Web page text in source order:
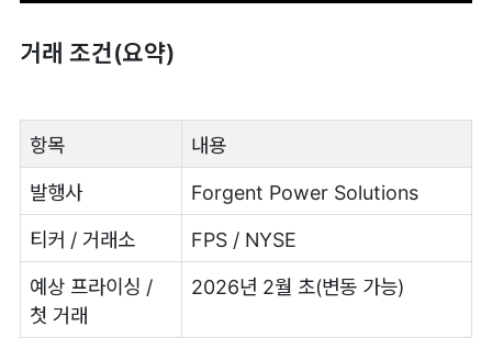
거래 조건(요약)
항목 내용
발행사 Forgent Power Solutions
티커 / 거래소 FPS / NYSE
예상 프라이싱 /
첫 거래
2026년 2월 초(변동 가능)